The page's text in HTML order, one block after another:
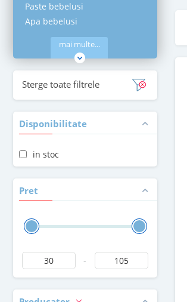
Paste bebelusi
Apa bebelusi
mai multe...
Sterge toate filtrele
Disponibilitate
in stoc
Pret
-